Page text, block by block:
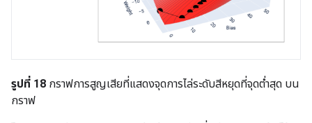
รูปที่ 18 กราฟการสูญเสียที่แสดงจุดการไล่ระดับสีหยุดที่จุดต่ำสุด บน
กราฟ